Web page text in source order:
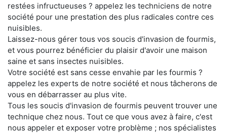
restées infructueuses ? appelez les techniciens de notre
société pour une prestation des plus radicales contre ces
nuisibles.
Laissez-nous gérer tous vos soucis d'invasion de fourmis,
et vous pourrez bénéficier du plaisir d'avoir une maison
saine et sans insectes nuisibles.
Votre société est sans cesse envahie par les fourmis ?
appelez les experts de notre société et nous tâcherons de
vous en débarrasser au plus vite.
Tous les soucis d'invasion de fourmis peuvent trouver une
technique chez nous. Tout ce que vous avez à faire, c'est
nous appeler et exposer votre problème ; nos spécialistes